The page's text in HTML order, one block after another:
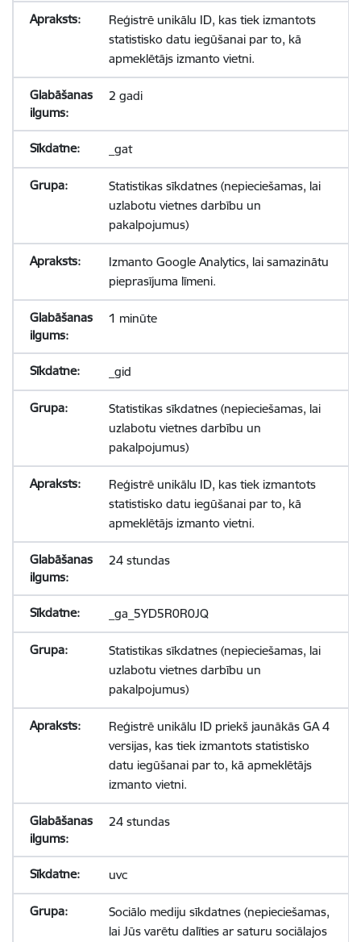
Reģistrē unikālu ID, kas tiek izmantots
statistisko datu iegūšanai par to, kā
apmeklētājs izmanto vietni.
2 gadi
_gat
Statistikas sīkdatnes (nepieciešamas, lai
uzlabotu vietnes darbību un
pakalpojumus)
Izmanto Google Analytics, lai samazinātu
pieprasījuma līmeni.
1 minūte
_gid
Statistikas sīkdatnes (nepieciešamas, lai
uzlabotu vietnes darbību un
pakalpojumus)
Reģistrē unikālu ID, kas tiek izmantots
statistisko datu iegūšanai par to, kā
apmeklētājs izmanto vietni.
24 stundas
_ga_5YD5R0R0JQ
Statistikas sīkdatnes (nepieciešamas, lai
uzlabotu vietnes darbību un
pakalpojumus)
Reģistrē unikālu ID priekš jaunākās GA 4
versijas, kas tiek izmantots statistisko
datu iegūšanai par to, kā apmeklētājs
izmanto vietni.
24 stundas
uvc
Sociālo mediju sīkdatnes (nepieciešamas,
lai Jūs varētu dalīties ar saturu sociālajos